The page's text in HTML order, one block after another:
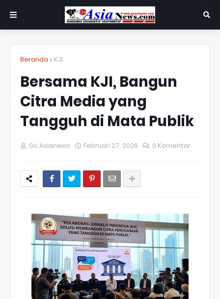
Beranda KJI
Bersama KJI, Bangun
Citra Media yang
Tangguh di Mata Publik
Go Asianews Februari 27, 2026 0 Komentar